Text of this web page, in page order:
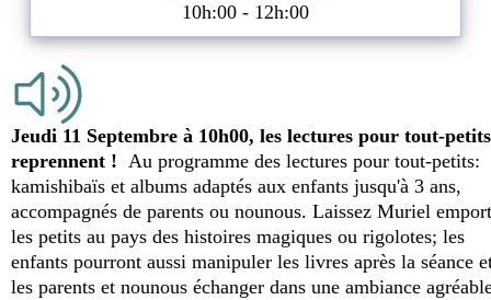
10h:00 - 12h:00
Jeudi 11 Septembre à 10h00, les lectures pour tout-petits
reprennent ! Au programme des lectures pour tout-petits:
kamishibaïs et albums adaptés aux enfants jusqu'à 3 ans,
accompagnés de parents ou nounous. Laissez Muriel
les petits au pays des histoires magiques ou rigolotes; les
enfants pourront aussi manipuler les livres après la séance
les parents et nounous échanger dans une ambiance